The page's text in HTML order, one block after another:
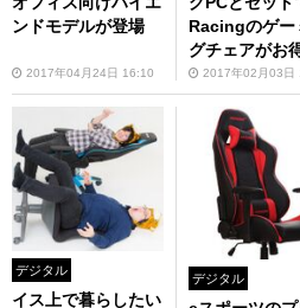
ンドモデルが登場
2017年04月24日 16:10
Racingのゲー
グチェアがお
2017年02月03日
デジタル
イス上で暮らしたい
デジタル